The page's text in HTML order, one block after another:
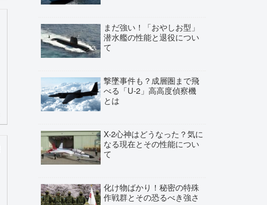
まだ強い！「おやしお型」
潜水艦の性能と退役につい
て
撃墜事件も？成層圏まで飛
べる「U-2」高高度偵察機
とは
X-2心神はどうなった？気に
なる現在とその性能につい
て
化け物ばかり！秘密の特殊
作戦群とその恐るべき強さ